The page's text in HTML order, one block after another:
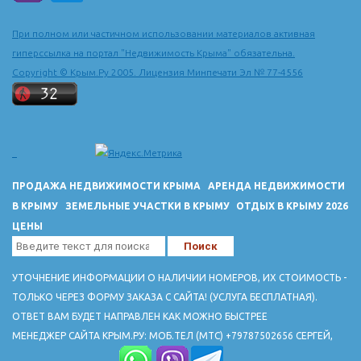
При полном или частичном использовании материалов активная
гиперссылка на портал "Недвижимость Крыма" обязательна.
Copyright © Крым.Ру 2005. Лицензия Минпечати Эл № 77-4556
ПРОДАЖА НЕДВИЖИМОСТИ КРЫМА
АРЕНДА НЕДВИЖИМОСТИ
В КРЫМУ
ЗЕМЕЛЬНЫЕ УЧАСТКИ В КРЫМУ
ОТДЫХ В КРЫМУ 2026
ЦЕНЫ
УТОЧНЕНИЕ ИНФОРМАЦИИ О НАЛИЧИИ НОМЕРОВ, ИХ СТОИМОСТЬ -
ТОЛЬКО ЧЕРЕЗ ФОРМУ ЗАКАЗА С САЙТА! (УСЛУГА БЕСПЛАТНАЯ).
ОТВЕТ ВАМ БУДЕТ НАПРАВЛЕН КАК МОЖНО БЫСТРЕЕ
МЕНЕДЖЕР САЙТА КРЫМ.РУ: МОБ.ТЕЛ (МТС) +79787502656 СЕРГЕЙ,